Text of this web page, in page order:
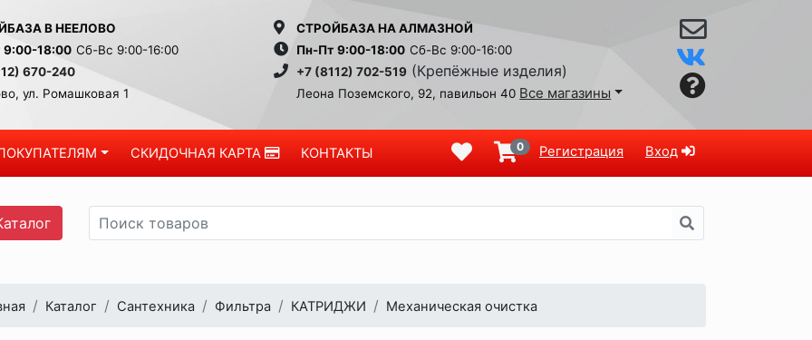
В НЕЕЛОВО
9:00-18:00 Сб-Вс 9:00-16:00
670-240
ул. Ромашковая 1
СТРОЙБАЗА НА АЛМАЗНОЙ
Пн-Пт 9:00-18:00 Сб-Вс 9:00-16:00
+7 (8112) 702-519 (Крепёжные изделия)
Леона Поземского, 92, павильон 40 Все магазины
СКИДОЧНАЯ КАРТА КОНТАКТЫ 0 Регистрация Вход
Каталог Сантехника Фильтра КАТРИДЖИ Механическая очистка